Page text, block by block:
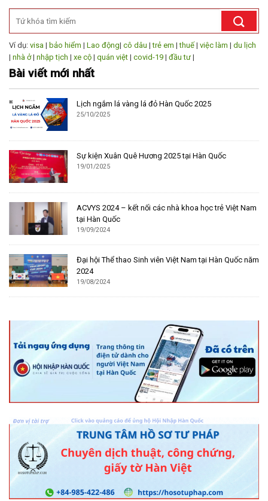
Ví dụ: visa | bảo hiểm | Lao động| cô dâu |trẻ em |thuế | việc làm | du lịch
| nhà ở| nhập tịch | xe cộ | quán việt | covid-19 | đầu tư |
Bài viết mới nhất
Lịch ngắm lá vàng lá đỏ Hàn Quốc 2025
25/10/2025
Sự kiện Xuân Quê Hương 2025 tại Hàn Quốc
19/01/2025
ACVYS 2024 – kết nối các nhà khoa học trẻ Việt Nam
tại Hàn Quốc
19/09/2024
Đại hội Thể thao Sinh viên Việt Nam tại Hàn Quốc năm
2024
19/08/2024